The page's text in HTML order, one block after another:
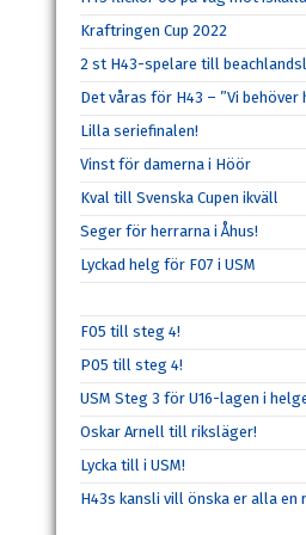
Kraftringen Cup 2022
2 st H43-spelare till
Det våras för H43 – ”Vi behöver
Lilla seriefinalen!
Vinst för damerna i Höör
Kval till Svenska Cupen ikväll
Seger för herrarna i Åhus!
Lyckad helg för F07 i USM
F05 till steg 4!
P05 till steg 4!
USM Steg 3 för U16-lagen i
Oskar Arnell till riksläger!
Lycka till i USM!
H43s kansli vill önska er alla en